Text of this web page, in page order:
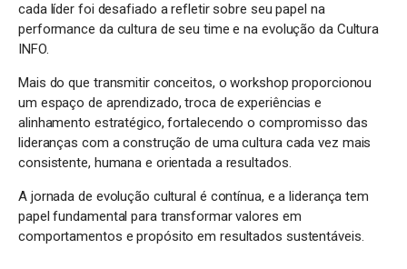
cada líder foi desafiado a refletir sobre seu papel na
performance da cultura de seu time e na evolução da Cultura
INFO.
Mais do que transmitir conceitos, o workshop proporcionou
um espaço de aprendizado, troca de experiências e
alinhamento estratégico, fortalecendo o compromisso das
lideranças com a construção de uma cultura cada vez mais
consistente, humana e orientada a resultados.
A jornada de evolução cultural é contínua, e a liderança tem
papel fundamental para transformar valores em
comportamentos e propósito em resultados sustentáveis.